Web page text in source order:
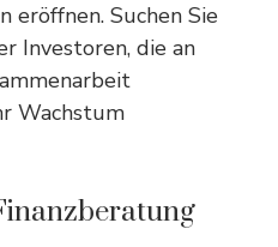
eröffnen. Suchen Sie
Investoren, die an
Wachstum